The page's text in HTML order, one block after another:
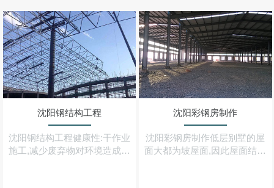
沈阳钢结构工程
沈阳钢结构工程健康性:干作业
施工,减少废弃物对环境造成的
沈阳彩钢房制作
沈阳彩钢房制作低层别墅的屋
面大都为坡屋面,因此屋面结构